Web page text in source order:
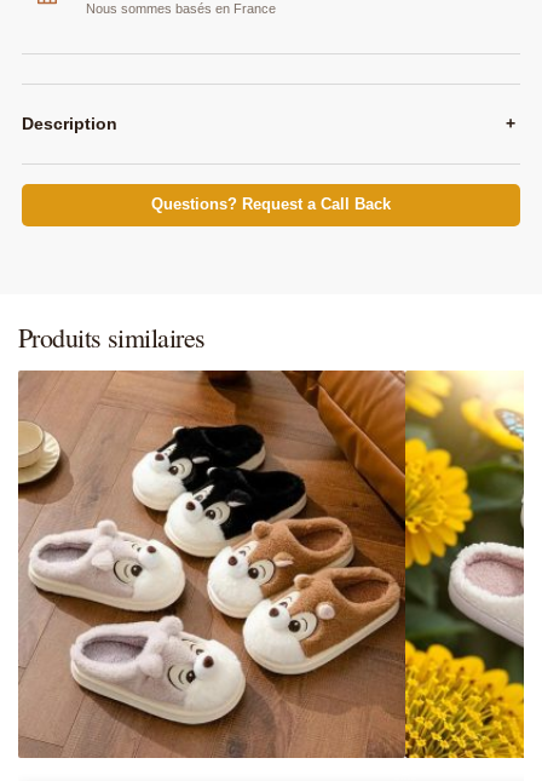
Nous sommes basés en France
Description +
Questions? Request a Call Back
Produits similaires